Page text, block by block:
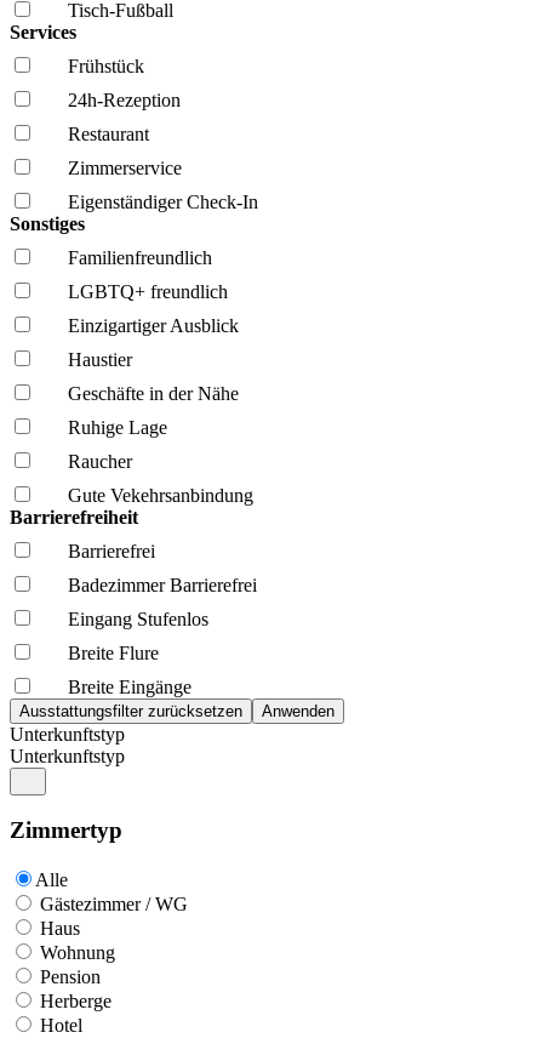
Tisch-Fußball
Services
Frühstück
24h-Rezeption
Restaurant
Zimmerservice
Eigenständiger Check-In
Sonstiges
Familien­freundlich
LGBTQ+ freundlich
Einzigartiger Ausblick
Haustier
Geschäfte in der Nähe
Ruhige Lage
Raucher
Gute Vekehrsanbindung
Barrierefreiheit
Barrierefrei
Badezimmer Barrierefrei
Eingang Stufenlos
Breite Flure
Breite Eingänge
Unterkunftstyp
Unterkunftstyp
Zimmertyp
Alle
Gästezimmer / WG
Haus
Wohnung
Pension
Herberge
Hotel